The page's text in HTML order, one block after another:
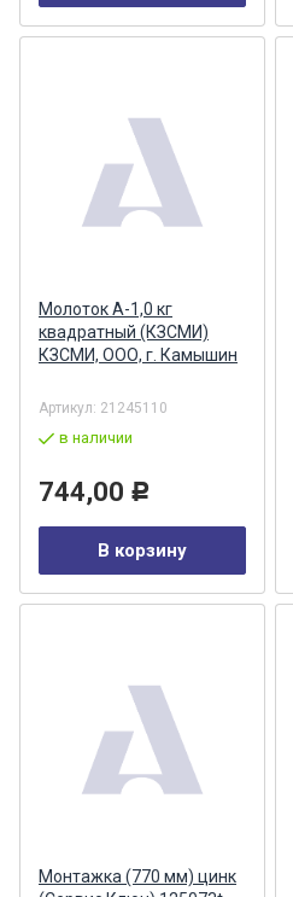
Молоток А-1,0 кг
квадратный (КЗСМИ)
КЗСМИ, ООО, г. Камышин
Артикул: 21245110
в наличии
744,00 Р
В корзину
Монтажка (770 мм) цинк